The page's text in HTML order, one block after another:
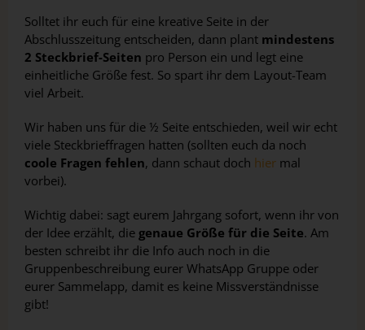
Solltet ihr euch für eine kreative Seite in der
Abschlusszeitung entscheiden, dann plant mindestens
2 Steckbrief-Seiten pro Person ein und legt eine
einheitliche Größe fest. So spart ihr dem Layout-Team
viel Arbeit.
Wir haben uns für die ½ Seite entschieden, weil wir echt
viele Steckbrieffragen hatten (sollten euch da noch
coole Fragen fehlen, dann schaut doch hier mal
vorbei).
Wichtig dabei: sagt eurem Jahrgang sofort, wenn ihr von
der Idee erzählt, die genaue Größe für die Seite. Am
besten schreibt ihr die Info auch noch in die
Gruppenbeschreibung eurer WhatsApp Gruppe oder
eurer Sammelapp, damit es keine Missverständnisse
gibt!